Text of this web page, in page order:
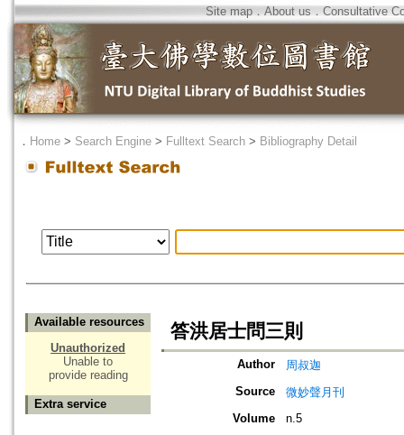
Site map．About us ． Consultative
． Home > Search Engine > Fulltext Search > Bibliography Detail
Available resources
Unauthorized
Unable to
provide reading
Extra service
答洪居士問三則
Author
周叔迦
Source
微妙聲月刊
Volume
n.5